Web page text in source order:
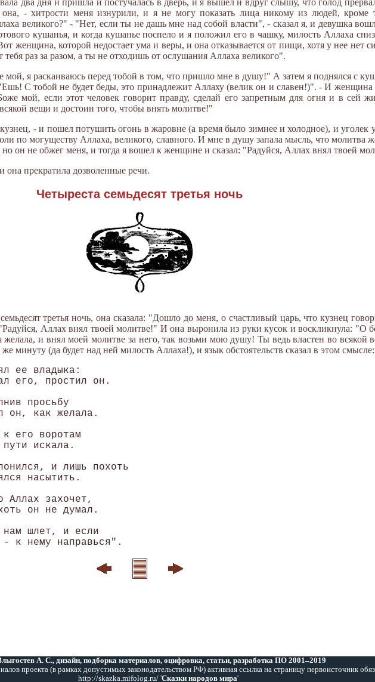
два дня и пришла и постучалась в дверь, и я вышел и вдруг слышу, что голод
- хитрости меня изнурили, и я не могу показать лица никому из людей, кроме
великого?" - "Нет, если ты не дашь мне над собой власти", - сказал я, и девушка
кушанья, и когда кушанье поспело и я положил его в чашку, милость Аллаха
женщина, которой недостает ума и веры, и она отказывается от пищи, хотя у нее нет
тебя раз за разом, а ты не отходишь от ослушания Аллаха великого".
я раскаиваюсь перед тобой в том, что пришло мне в душу!" А затем я поднялся с
С тобой не будет беды, это принадлежит Аллаху (велик он и славен!)". - И женщина
мой, если этот человек говорит правду, сделай его запретным для огня и в сей
вещи и достоин того, чтобы внять молитве!"
- и пошел потушить огонь в жаровне (а время было зимнее и холодное), и уголек
по могуществу Аллаха, великого, славного. И мне в душу запала мысль, что молитва
но он не обжег меня, и тогда я вошел к женщине и сказал: "Радуйся, Аллах внял твоей
она прекратила дозволенные речи.
Четыреста семьдесят третья ночь
третья ночь, она сказала: "Дошло до меня, о счастливый царь, что кузнец
Аллах внял твоей молитве!" И она выронила из руки кусок и воскликнула: "О
желала, и внял моей молитве за него, так возьми мою душу! Ты ведь властен во всякой
минуту (да будет над ней милость Аллаха!), и язык обстоятельств сказал в этом смысле:
ее владыка:
его, простил он.
просьбу
он, как желала.
к его воротам
искала.
и лишь похоть
насытить.
Аллах захочет,
он не думал.
нам шлет, и если
А. С., дизайн, подборка материалов, оцифровка, статьи, разработка ПО 2001–2019
проекта (в рамках допустимых законодательством РФ) активная ссылка на страницу первоисточник
http://skazka.mifolog.ru/ 'Сказки народов мира'